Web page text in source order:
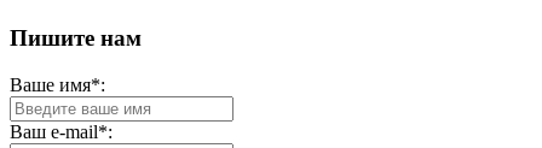
Пишите нам
Ваше имя*:
Ваш e-mail*: